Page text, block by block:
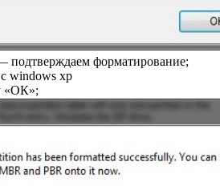
форматирование;
«ОК»;